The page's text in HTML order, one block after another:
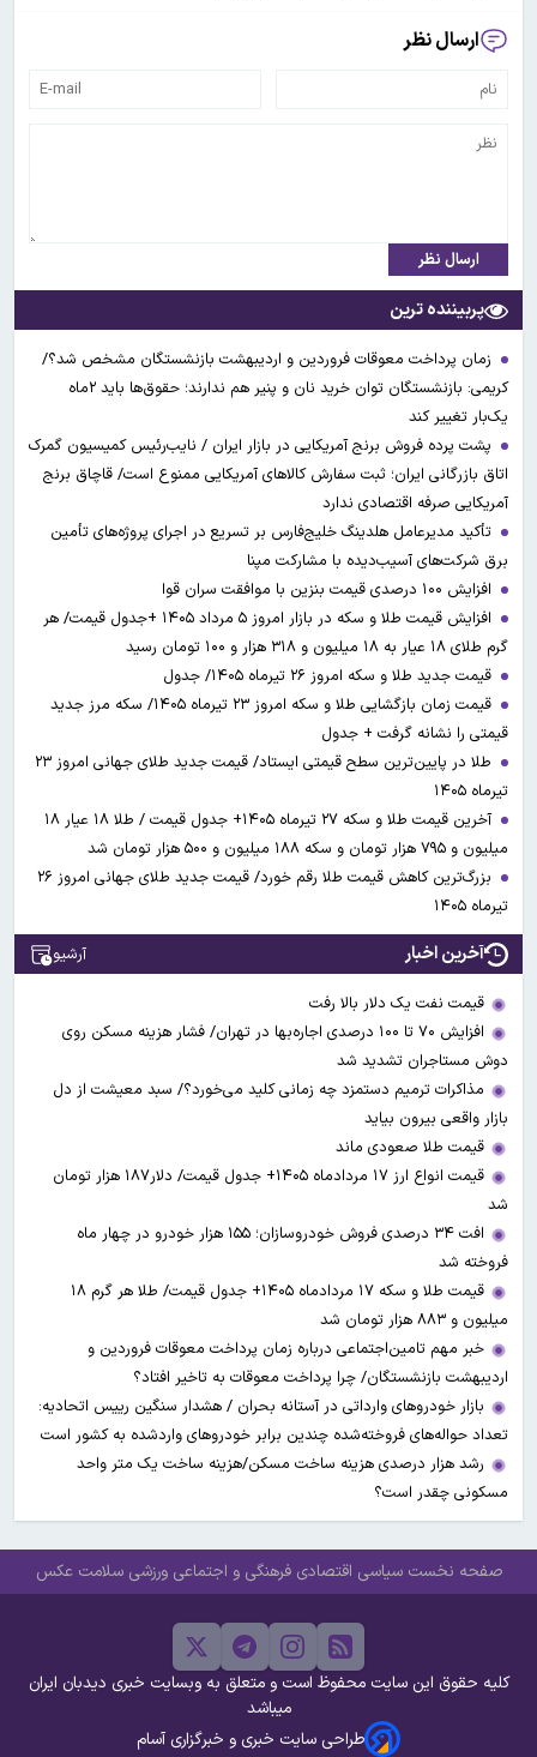
ارسال نظر
ارسال نظر
پربیننده ترین
زمان پرداخت معوقات فروردین و اردیبهشت بازنشستگان مشخص شد؟/
کریمی: بازنشستگان توان خرید نان و پنیر هم ندارند؛ حقوق‌ها باید ۲ماه
یک‌بار تغییر کند
پشت پرده فروش برنج آمریکایی در بازار ایران / نایب‌رئیس کمیسیون گمرک
اتاق بازرگانی ایران؛ ثبت سفارش کالاهای آمریکایی ممنوع است/ قاچاق برنج
آمریکایی صرفه اقتصادی ندارد
تأکید مدیرعامل هلدینگ خلیج‌فارس بر تسریع در اجرای پروژه‌های تأمین
برق شرکت‌های آسیب‌دیده با مشارکت مپنا
افزایش ۱۰۰ درصدی قیمت بنزین با موافقت سران قوا
افزایش قیمت طلا و سکه در بازار امروز ۵ مرداد ۱۴۰۵ +جدول قیمت/ هر
گرم طلای ۱۸ عیار به ۱۸ میلیون و ۳۱۸ هزار و ۱۰۰ تومان رسید
قیمت جدید طلا و سکه امروز ۲۶ تیرماه ۱۴۰۵/ جدول
قیمت زمان بازگشایی طلا و سکه امروز ۲۳ تیرماه ۱۴۰۵/ سکه مرز جدید
قیمتی را نشانه گرفت + جدول
طلا در پایین‌ترین سطح قیمتی ایستاد/ قیمت جدید طلای جهانی امروز ۲۳
تیرماه ۱۴۰۵
آخرین قیمت طلا و سکه ۲۷ تیرماه ۱۴۰۵+ جدول قیمت / طلا ۱۸ عیار ۱۸
میلیون و ۷۹۵ هزار تومان و سکه ۱۸۸ میلیون و ۵۰۰ هزار تومان شد
بزرگ‌ترین کاهش قیمت طلا رقم خورد/ قیمت جدید طلای جهانی امروز ۲۶
تیرماه ۱۴۰۵
آخرین اخبار آرشیو
قیمت نفت یک دلار بالا رفت
افزایش ۷۰ تا ۱۰۰ درصدی اجاره‌بها در تهران/ فشار هزینه مسکن روی
دوش مستاجران تشدید شد
مذاکرات ترمیم دستمزد چه زمانی کلید می‌خورد؟/ سبد معیشت از دل
بازار واقعی بیرون بیاید
قیمت طلا صعودی ماند
قیمت انواع ارز ۱۷ مردادماه ۱۴۰۵+ جدول قیمت/ دلار۱۸۷ هزار تومان
شد
افت ۳۴ درصدی فروش خودروسازان؛ ۱۵۵ هزار خودرو در چهار ماه
فروخته شد
قیمت طلا و سکه ۱۷ مردادماه ۱۴۰۵+ جدول قیمت/ طلا هر گرم ۱۸
میلیون و ۸۸۳ هزار تومان شد
خبر مهم تامین‌اجتماعی درباره زمان پرداخت معوقات فروردین و
اردیبهشت بازنشستگان/ چرا پرداخت معوقات به تاخیر افتاد؟
بازار خودروهای وارداتی در آستانه بحران / هشدار سنگین رییس اتحادیه:
تعداد حواله‌های فروخته‌شده چندین برابر خودروهای واردشده به کشور است
رشد هزار درصدی هزینه ساخت مسکن/هزینه ساخت یک متر واحد
مسکونی چقدر است؟
صفحه نخست سیاسی اقتصادی فرهنگی و اجتماعی ورزشی سلامت عکس
کلیه حقوق این سایت محفوظ است و متعلق به وبسایت خبری دیدبان ایران
میباشد
طراحی سایت خبری و خبرگزاری آسام